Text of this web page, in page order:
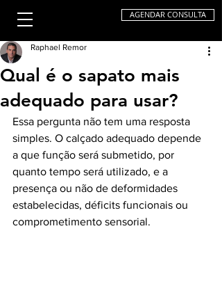
AGENDAR CONSULTA
Qual é o sapato mais
adequado para usar?
Raphael Remor
Essa pergunta não tem uma resposta
simples. O calçado adequado depende
a que função será submetido, por
quanto tempo será utilizado, e a
presença ou não de deformidades
estabelecidas, déficits funcionais ou
comprometimento sensorial.